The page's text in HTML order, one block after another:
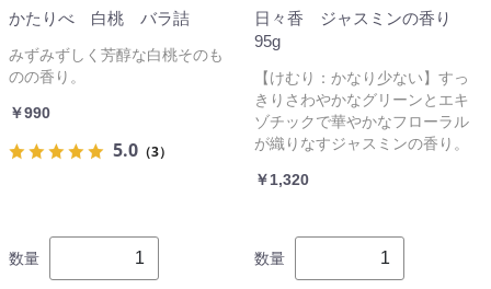
かたりべ 白桃 バラ詰
みずみずしく芳醇な白桃そのも
のの香り。
￥990
5.0 （3）
数量
日々香 ジャスミンの香り
95g
【けむり：かなり少ない】すっ
きりさわやかなグリーンとエキ
ゾチックで華やかなフローラル
が織りなすジャスミンの香り。
￥1,320
数量